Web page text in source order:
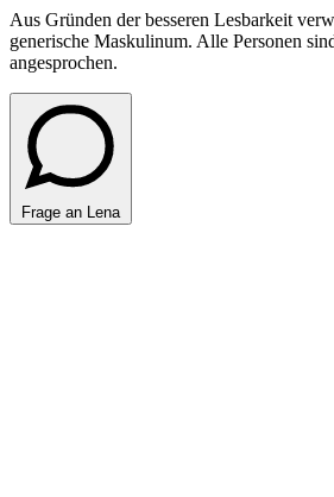
Aus Gründen der besseren Lesbarkeit
generische Maskulinum. Alle Personen
angesprochen.
Frage an Lena